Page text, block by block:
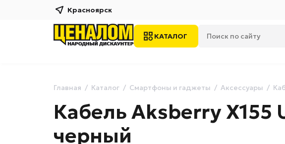
Красноярск
КАТАЛОГ
Главная Каталог Смартфоны и гаджеты Аксессуары
Кабель Aksberry X155
черный